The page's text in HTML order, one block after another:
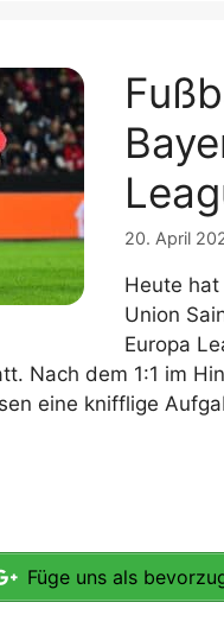
20. April
Heute
Union
Europa
Nach dem 1:1 im
eine knifflige
Füge uns als